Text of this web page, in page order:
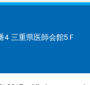
4 三重県医師会館5Ｆ